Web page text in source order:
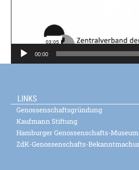
00:00
LINKS
Genossenschaftsgründung
Kaufmann Stiftung
Hamburger Genossenschafts-Museum
ZdK-Genossenschafts-